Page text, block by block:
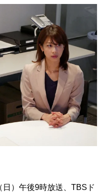
）午後9時放送、TBSド